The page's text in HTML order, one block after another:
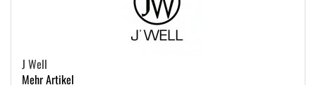
J Well
Mehr Artikel